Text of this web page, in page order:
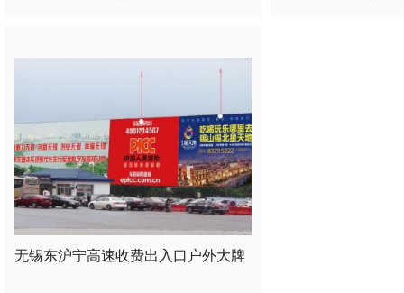
无锡东沪宁高速收费出入口户外大牌